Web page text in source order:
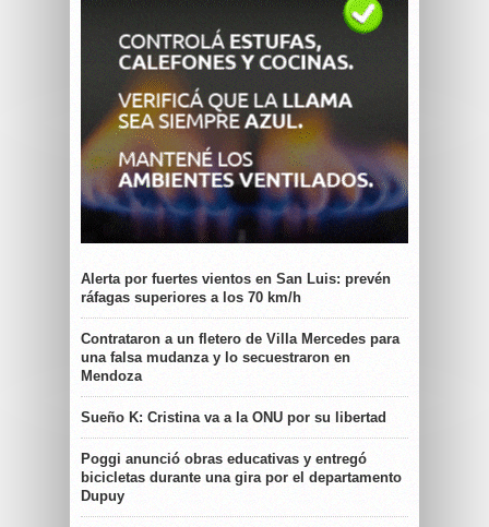
Alerta por fuertes vientos en San Luis: prevén
ráfagas superiores a los 70 km/h
Contrataron a un fletero de Villa Mercedes para
una falsa mudanza y lo secuestraron en
Mendoza
Sueño K: Cristina va a la ONU por su libertad
Poggi anunció obras educativas y entregó
bicicletas durante una gira por el departamento
Dupuy